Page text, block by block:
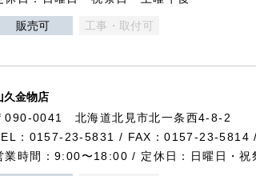
販売可 工事・取付可
久金物店
090-0041 北海道北見市北一条西4-8-2
：0157-23-5831 / FAX：0157-23-5814 /
業時間：9:00〜18:00 / 定休日：日曜日・祝